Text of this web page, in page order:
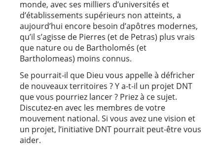
monde, avec ses milliers d’universités et
d’établissements supérieurs non atteints, a
aujourd’hui encore besoin d’apôtres modernes,
qu’il s’agisse de Pierres (et de Petras) plus vrais
que nature ou de Bartholomés (et
Bartholomeas) moins connus.
Se pourrait-il que Dieu vous appelle à défricher
de nouveaux territoires ? Y a-t-il un projet DNT
que vous pourriez lancer ? Priez à ce sujet.
Discutez-en avec les membres de votre
mouvement national. Si vous avez une vision et
un projet, l’initiative DNT pourrait peut-être vous
aider.